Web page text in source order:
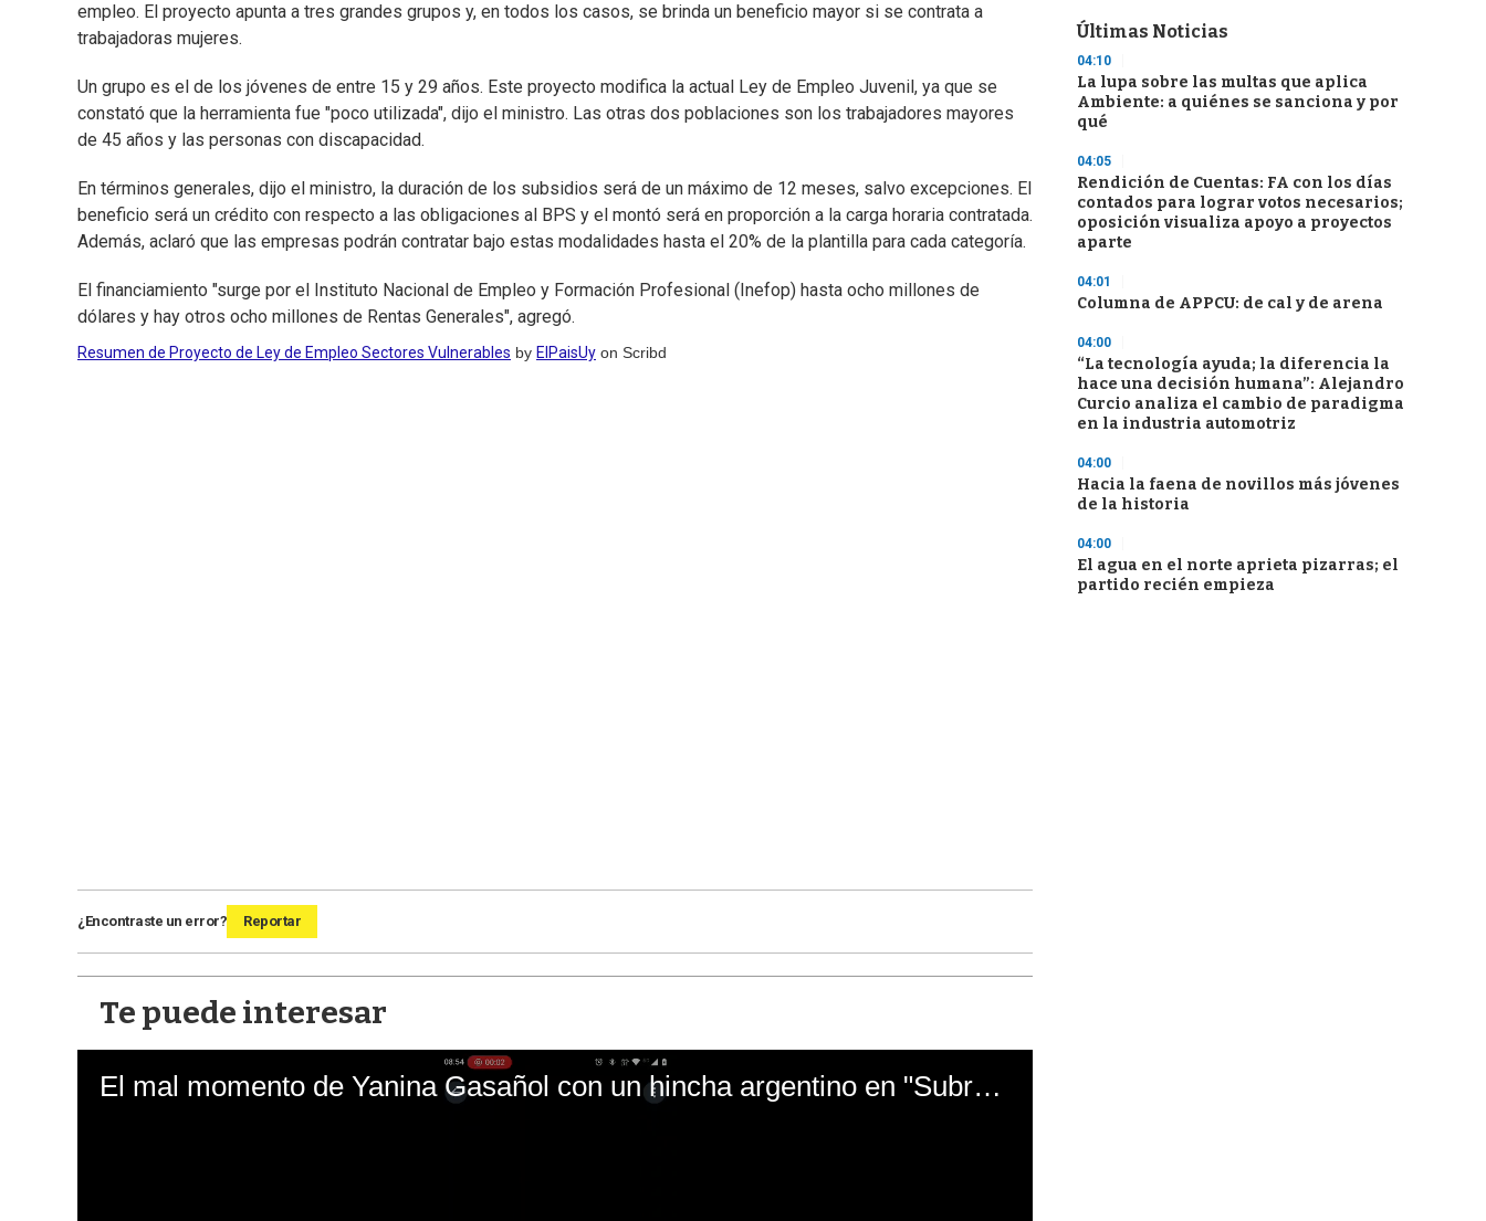
empleo. El proyecto apunta a tres grandes grupos y, en todos los casos, se brinda un beneficio mayor si se contrata a
trabajadoras mujeres.
Un grupo es el de los jóvenes de entre 15 y 29 años. Este proyecto modifica la actual Ley de Empleo Juvenil, ya que se
constató que la herramienta fue "poco utilizada", dijo el ministro. Las otras dos poblaciones son los trabajadores mayores
de 45 años y las personas con discapacidad.
En términos generales, dijo el ministro, la duración de los subsidios será de un máximo de 12 meses, salvo excepciones. El
beneficio será un crédito con respecto a las obligaciones al BPS y el montó será en proporción a la carga horaria contratada.
Además, aclaró que las empresas podrán contratar bajo estas modalidades hasta el 20% de la plantilla para cada categoría.
El financiamiento "surge por el Instituto Nacional de Empleo y Formación Profesional (Inefop) hasta ocho millones de
dólares y hay otros ocho millones de Rentas Generales", agregó.
Resumen de Proyecto de Ley de Empleo Sectores Vulnerables by ElPaisUy on Scribd
¿Encontraste un error? Reportar
Te puede interesar
El mal momento de Yanina Gasañol con un hincha argentino en "Subrayado"
Últimas Noticias
04:10
La lupa sobre las multas que aplica
Ambiente: a quiénes se sanciona y por
qué
04:05
Rendición de Cuentas: FA con los días
contados para lograr votos necesarios;
oposición visualiza apoyo a proyectos
aparte
04:01
Columna de APPCU: de cal y de arena
04:00
“La tecnología ayuda; la diferencia la
hace una decisión humana”: Alejandro
Curcio analiza el cambio de paradigma
en la industria automotriz
04:00
Hacia la faena de novillos más jóvenes
de la historia
04:00
El agua en el norte aprieta pizarras; el
partido recién empieza